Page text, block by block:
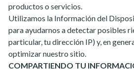
productos o servicios.
Utilizamos la Información del
para ayudarnos a detectar posibles
particular, tu dirección IP) y, en
optimizar nuestro sitio.
COMPARTIENDO TU